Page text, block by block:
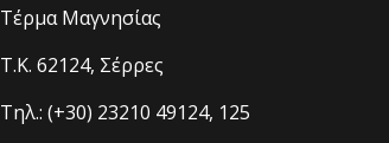
Τέρμα Μαγνησίας
T.K. 62124, Σέρρες
Τηλ.: (+30) 23210 49124, 125